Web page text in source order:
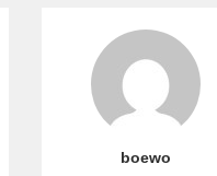
boewo